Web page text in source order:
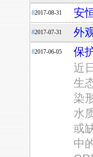
82017-08-31 安
82017-07-31 外
82017-06-05
保
近
生
染
水
或
中